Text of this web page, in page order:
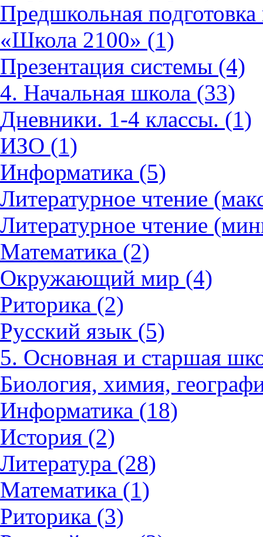
Предшкольная
«Школа 2100» (1)
Презентация системы (4)
4. Начальная школа (33)
Дневники. 1-4 классы. (1)
ИЗО (1)
Информатика (5)
Литературное чтение
Литературное чтение
Математика (2)
Окружающий мир (4)
Риторика (2)
Русский язык (5)
5. Основная и старшая
Биология, химия,
Информатика (18)
История (2)
Литература (28)
Математика (1)
Риторика (3)